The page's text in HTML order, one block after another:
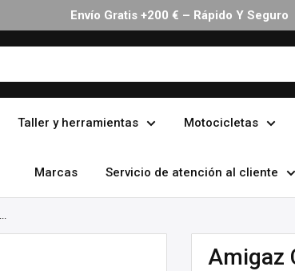
Envío Gratis +200 € – Rápido Y Seguro
Taller y herramientas Motocicletas
Marcas Servicio de atención al cliente
Amigaz